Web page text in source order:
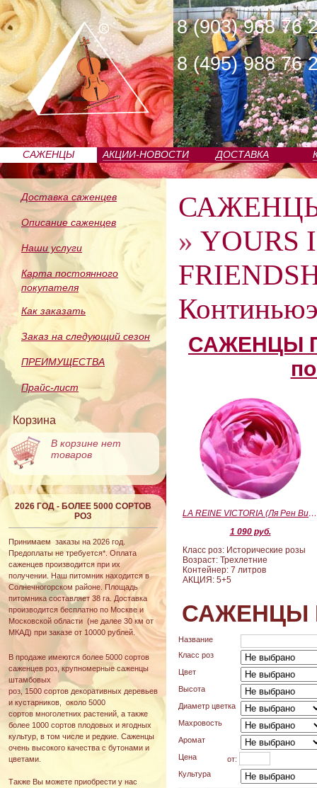
8 (903) 968 76
8 (495) 988 76
САЖЕНЦЫ
ПИТОМНИКА
АКЦИИ-НОВОСТИ ДОСТАВКА
Доставка саженцев
Описание саженцев
Наши услуги
Карта постоянного
покупателя
Как заказать
Заказ на следующий сезон
ПРЕИМУЩЕСТВА
Прайс-лист
Корзина
В корзине нет
товаров
2026 ГОД - БОЛЕЕ 5000 СОРТОВ
РОЗ
Принимаем заказы на 2026 год.
Предоплаты не требуется*. Оплата
саженцев производится при их
получении. Наш питомник находится в
Солнечногорском районе. Площадь
питомника составляет 38 га. Доставка
производится бесплатно по Москве и
Московской области (не далее 30 км от
МКАД) при заказе от 10000 рублей.
В продаже имеются более 5000 сортов
саженцев роз, крупномерные саженцы
штамбовых
роз, 1500 сортов декоративных деревьев
и кустарников, около 5000
сортов многолетних растений, а также
более 1000 сортов плодовых и ягодных
культур, в том числе и редкие. Саженцы
очень высокого качества с бутонами и
цветами.
Также Вы можете приобрести у нас
» YOURS
САЖЕНЦЫ
LA REINE VICTORIA (Ля Рен Виктория)
1 090 руб.
Класс роз: Исторические розы
Возраст: Трехлетние
Контейнер: 7 литров
АКЦИЯ: 5+5
САЖЕНЦЫ
Название
Класс роз
Цвет
Высота
Диаметр цветка
Махровость
Аромат
Цена
от:
Культура